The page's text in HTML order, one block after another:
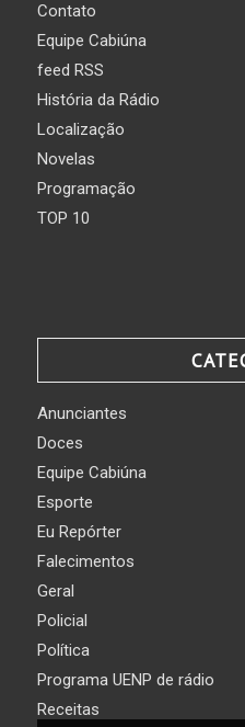
Contato
Equipe Cabiúna
feed RSS
História da Rádio
Localização
Novelas
Programação
TOP 10
Anunciantes
Doces
Equipe Cabiúna
Esporte
Eu Repórter
Falecimentos
Geral
Policial
Política
Programa UENP de rádio
Receitas